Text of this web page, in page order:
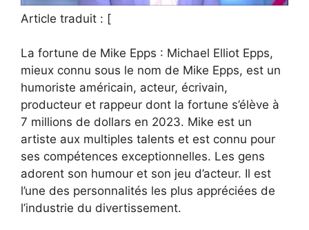
Article traduit : [
La fortune de Mike Epps : Michael Elliot Epps,
mieux connu sous le nom de Mike Epps, est un
humoriste américain, acteur, écrivain,
producteur et rappeur dont la fortune s’élève à
7 millions de dollars en 2023. Mike est un
artiste aux multiples talents et est connu pour
ses compétences exceptionnelles. Les gens
adorent son humour et son jeu d’acteur. Il est
l’une des personnalités les plus appréciées de
l’industrie du divertissement.